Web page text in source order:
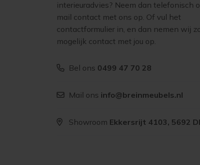
interieuradvies? Neem dan telefonisch
mail contact met ons op. Of vul het
contactformulier in, en dan nemen wij
mogelijk contact met jou op.
Bel ons 0499 47 70 28
Mail ons info@breinmeubels.nl
Showroom Ekkersrijt 4103, 5692